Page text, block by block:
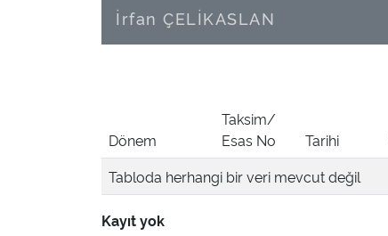
İrfan ÇELİKASLAN
Dönem
Taksim/
Esas No
Tarihi
Tabloda herhangi bir veri mevcut değil
Kayıt yok